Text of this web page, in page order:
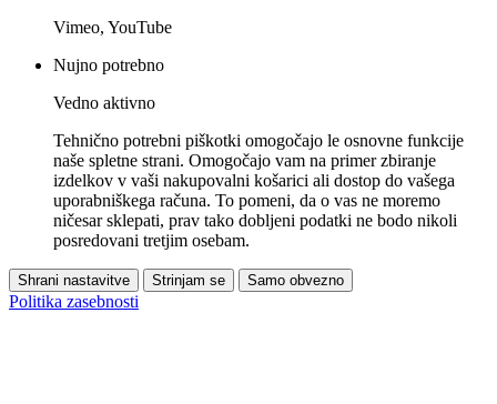
Vimeo, YouTube
Nujno potrebno
Vedno aktivno
Tehnično potrebni piškotki omogočajo le osnovne funkcije
naše spletne strani. Omogočajo vam na primer zbiranje
izdelkov v vaši nakupovalni košarici ali dostop do vašega
uporabniškega računa. To pomeni, da o vas ne moremo
ničesar sklepati, prav tako dobljeni podatki ne bodo nikoli
posredovani tretjim osebam.
Shrani nastavitve Strinjam se Samo obvezno
Politika zasebnosti